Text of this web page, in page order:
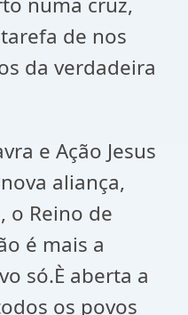
de nos
da verdadeira
e Ação Jesus
aliança,
o Reino de
é mais a
só.È aberta a
os povos